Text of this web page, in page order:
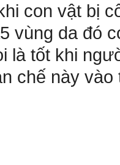
con vật bị
vùng da đó
là tốt khi
chế này vào